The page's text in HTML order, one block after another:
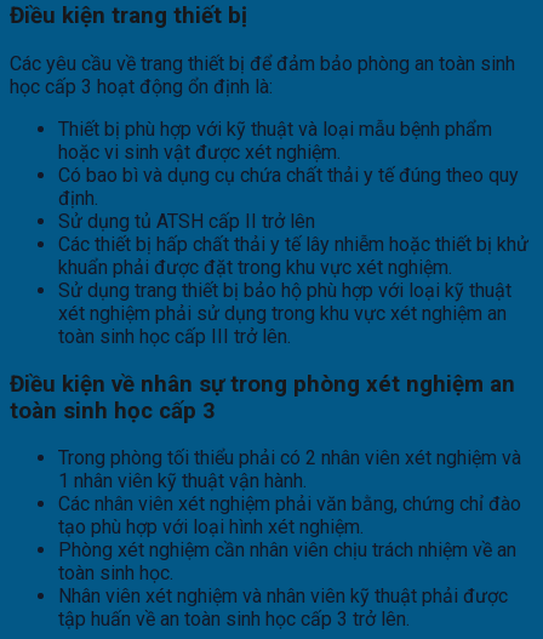
Điều kiện trang thiết bị
Các yêu cầu về trang thiết bị để đảm bảo phòng an toàn sinh
học cấp 3 hoạt động ổn định là:
Thiết bị phù hợp với kỹ thuật và loại mẫu bệnh phẩm
hoặc vi sinh vật được xét nghiệm.
Có bao bì và dụng cụ chứa chất thải y tế đúng theo quy
định.
Sử dụng tủ ATSH cấp II trở lên
Các thiết bị hấp chất thải y tế lây nhiễm hoặc thiết bị khử
khuẩn phải được đặt trong khu vực xét nghiệm.
Sử dụng trang thiết bị bảo hộ phù hợp với loại kỹ thuật
xét nghiệm phải sử dụng trong khu vực xét nghiệm an
toàn sinh học cấp III trở lên.
Điều kiện về nhân sự trong phòng xét nghiệm an
toàn sinh học cấp 3
Trong phòng tối thiểu phải có 2 nhân viên xét nghiệm và
1 nhân viên kỹ thuật vận hành.
Các nhân viên xét nghiệm phải văn bằng, chứng chỉ đào
tạo phù hợp với loại hình xét nghiệm.
Phòng xét nghiệm cần nhân viên chịu trách nhiệm về an
toàn sinh học.
Nhân viên xét nghiệm và nhân viên kỹ thuật phải được
tập huấn về an toàn sinh học cấp 3 trở lên.